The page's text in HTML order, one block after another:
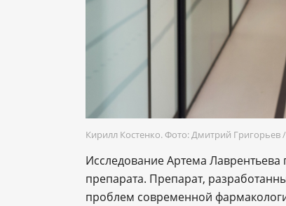
Кирилл Костенко. Фото: Дмитрий Григорьев /
Исследование Артема
препарата. Препарат,
проблем современной